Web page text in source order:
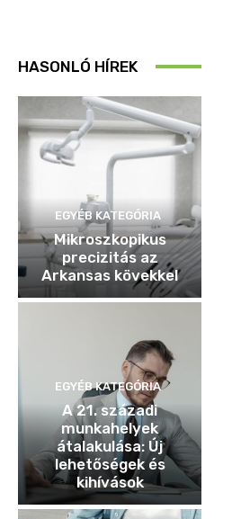
HASONLÓ HÍREK
EGYÉB KATEGÓRIA
Mikroszkopikus
precizitás az
Arkansas kövekkel
EGYÉB KATEGÓRIA
A 21. századi
munkahelyek
átalakulása: Új
lehetőségek és
kihívások